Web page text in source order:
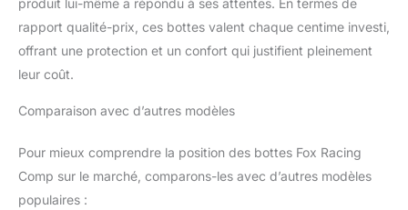
rapport qualité-prix, ces bottes valent chaque centime investi,
offrant une protection et un confort qui justifient pleinement
leur coût.
Comparaison avec d’autres modèles
Pour mieux comprendre la position des bottes Fox Racing
Comp sur le marché, comparons-les avec d’autres modèles
populaires :